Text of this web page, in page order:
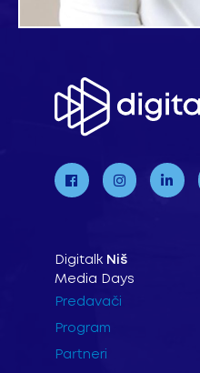
Digitalk Niš
Media Days
Predavači
Program
Partneri